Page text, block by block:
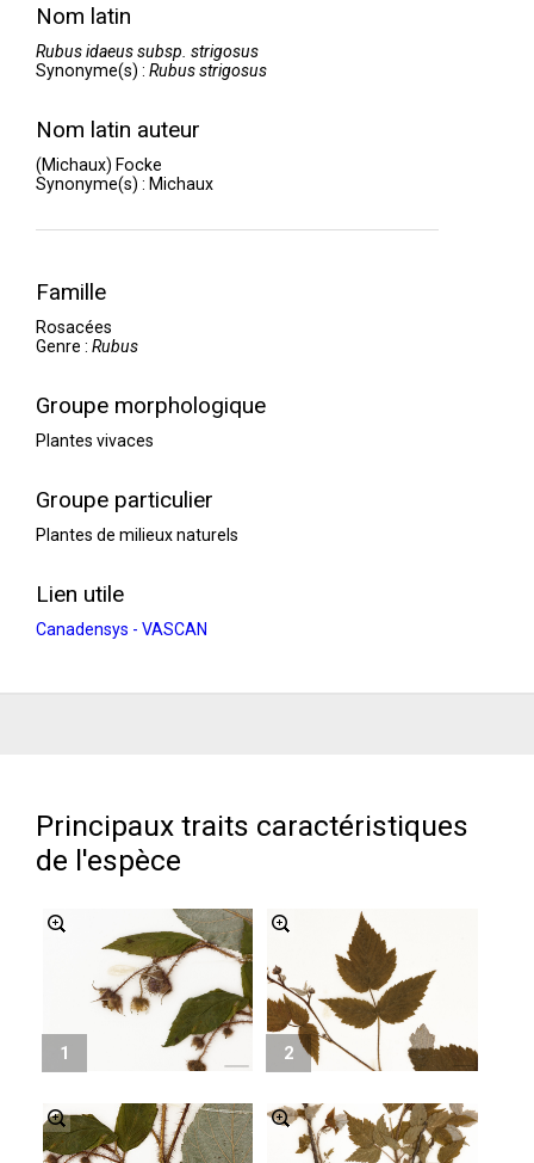
Nom latin
Rubus idaeus subsp. strigosus
Synonyme(s) : Rubus strigosus
Nom latin auteur
(Michaux) Focke
Synonyme(s) : Michaux
Famille
Rosacées
Genre : Rubus
Groupe morphologique
Plantes vivaces
Groupe particulier
Plantes de milieux naturels
Lien utile
Canadensys - VASCAN
Principaux traits caractéristiques
de l'espèce
1 2